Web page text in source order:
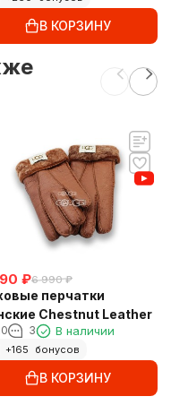
В КОРЗИНУ
₽6 990 ₽
перчатки
Chestnut Leather
3 В наличии
+165 бонусов
В КОРЗИНУ